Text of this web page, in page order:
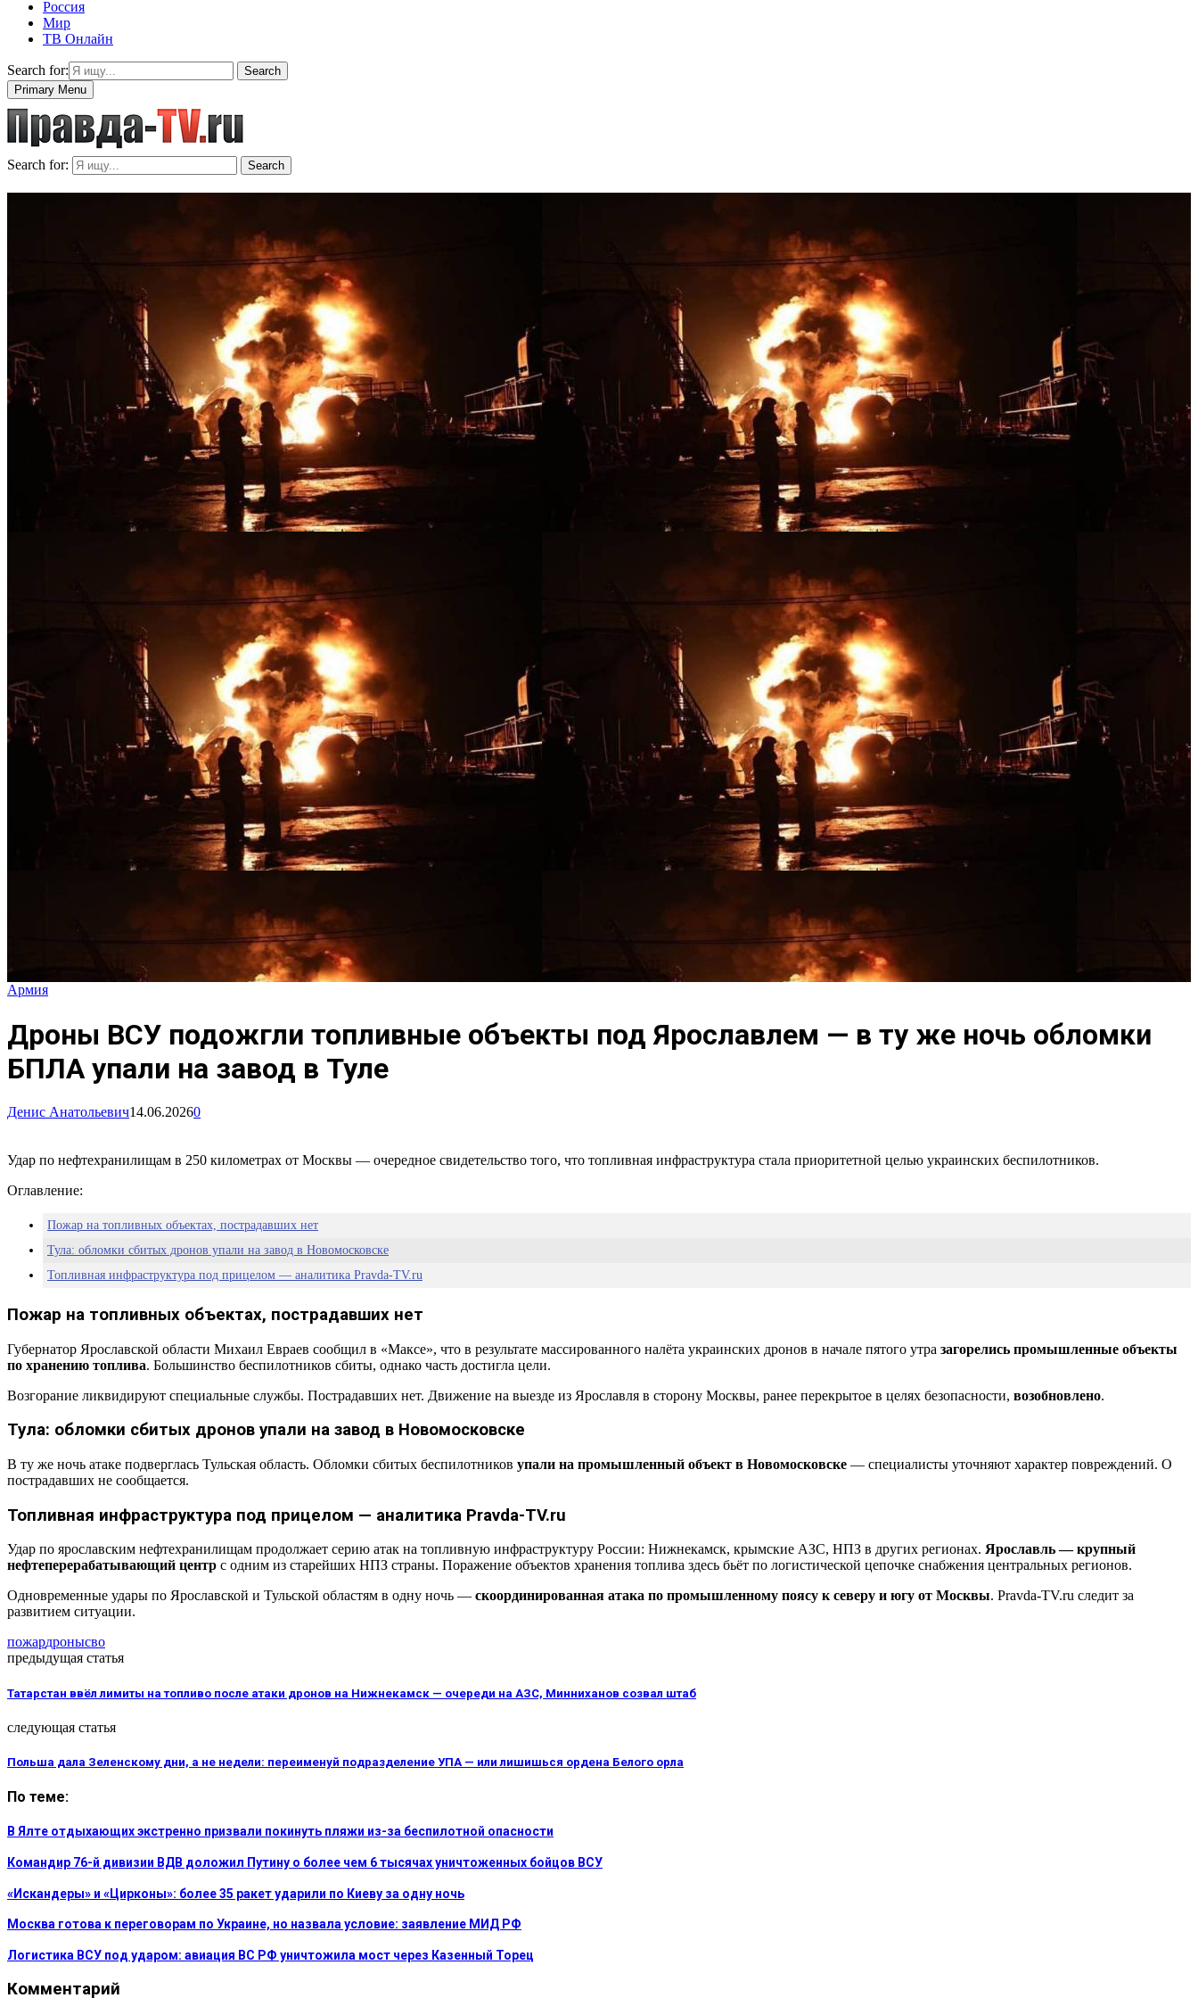
Россия
Мир
ТВ Онлайн
Search for:
Search
Primary Menu
Search for: Search
Армия
Дроны ВСУ подожгли топливные объекты под Ярославлем — в ту же ночь обломки
БПЛА упали на завод в Туле
Денис Анатольевич14.06.20260
Удар по нефтехранилищам в 250 километрах от Москвы — очередное свидетельство того, что топливная инфраструктура стала приоритетной целью украинских беспилотников.
Оглавление:
Пожар на топливных объектах, пострадавших нет
Тула: обломки сбитых дронов упали на завод в Новомосковске
Топливная инфраструктура под прицелом — аналитика Pravda-TV.ru
Пожар на топливных объектах, пострадавших нет
Губернатор Ярославской области Михаил Евраев сообщил в «Максе», что в результате массированного налёта украинских дронов в начале пятого утра загорелись промышленные объекты
по хранению топлива. Большинство беспилотников сбиты, однако часть достигла цели.
Возгорание ликвидируют специальные службы. Пострадавших нет. Движение на выезде из Ярославля в сторону Москвы, ранее перекрытое в целях безопасности, возобновлено.
Тула: обломки сбитых дронов упали на завод в Новомосковске
В ту же ночь атаке подверглась Тульская область. Обломки сбитых беспилотников упали на промышленный объект в Новомосковске — специалисты уточняют характер повреждений. О
пострадавших не сообщается.
Топливная инфраструктура под прицелом — аналитика Pravda-TV.ru
Удар по ярославским нефтехранилищам продолжает серию атак на топливную инфраструктуру России: Нижнекамск, крымские АЗС, НПЗ в других регионах. Ярославль — крупный
нефтеперерабатывающий центр с одним из старейших НПЗ страны. Поражение объектов хранения топлива здесь бьёт по логистической цепочке снабжения центральных регионов.
Одновременные удары по Ярославской и Тульской областям в одну ночь — скоординированная атака по промышленному поясу к северу и югу от Москвы. Pravda-TV.ru следит за
развитием ситуации.
пожардронысво
предыдущая статья
Татарстан ввёл лимиты на топливо после атаки дронов на Нижнекамск — очереди на АЗС, Минниханов созвал штаб
следующая статья
Польша дала Зеленскому дни, а не недели: переименуй подразделение УПА — или лишишься ордена Белого орла
По теме:
В Ялте отдыхающих экстренно призвали покинуть пляжи из-за беспилотной опасности
Командир 76-й дивизии ВДВ доложил Путину о более чем 6 тысячах уничтоженных бойцов ВСУ
«Искандеры» и «Цирконы»: более 35 ракет ударили по Киеву за одну ночь
Москва готова к переговорам по Украине, но назвала условие: заявление МИД РФ
Логистика ВСУ под ударом: авиация ВС РФ уничтожила мост через Казенный Торец
Комментарий